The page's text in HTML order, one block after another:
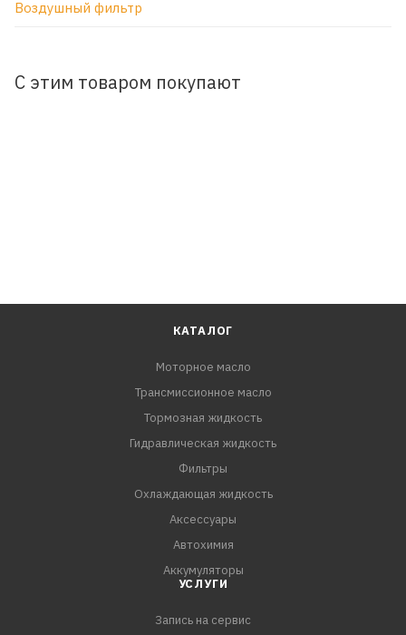
Воздушный фильтр
С этим товаром покупают
КАТАЛОГ
Моторное масло
Трансмиссионное масло
Тормозная жидкость
Гидравлическая жидкость
Фильтры
Охлаждающая жидкость
Аксессуары
Автохимия
Аккумуляторы
УСЛУГИ
Запись на сервис